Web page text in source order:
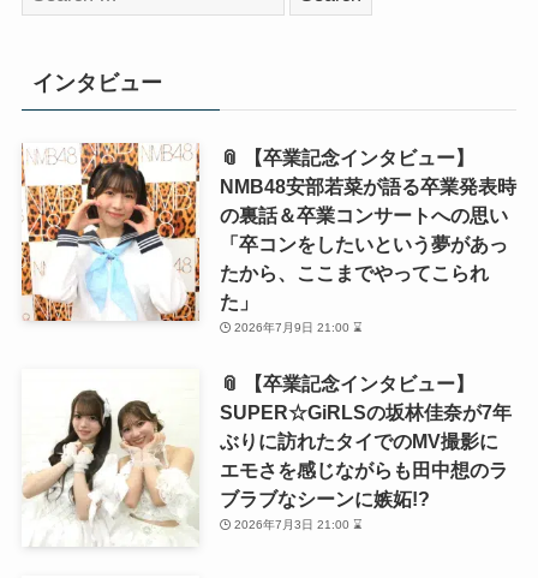
索:
インタビュー
📎 【卒業記念インタビュー】
NMB48安部若菜が語る卒業発表時
の裏話＆卒業コンサートへの思い
「卒コンをしたいという夢があっ
たから、ここまでやってこられ
た」
2026年7月9日 21:00 ⌛
📎 【卒業記念インタビュー】
SUPER☆GiRLSの坂林佳奈が7年
ぶりに訪れたタイでのMV撮影に
エモさを感じながらも田中想のラ
ブラブなシーンに嫉妬!?
2026年7月3日 21:00 ⌛